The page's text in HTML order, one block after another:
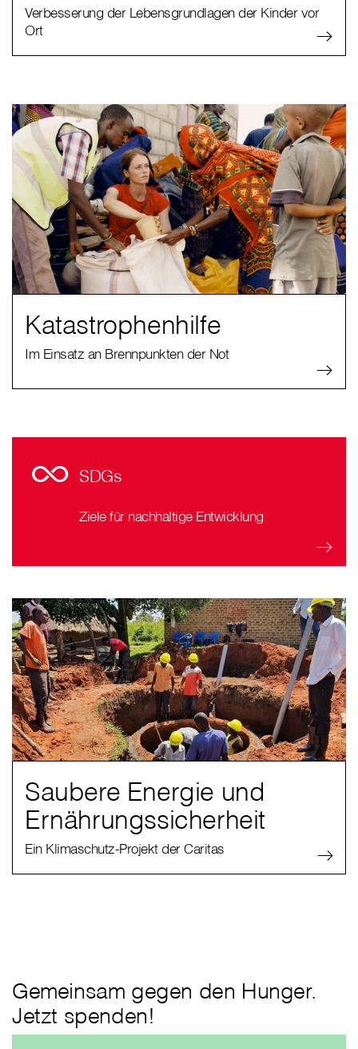
Verbesserung der Lebensgrundlagen der Kinder vor
Ort
Katastrophenhilfe
Im Einsatz an Brennpunkten der Not
SDGs
Ziele für nachhaltige Entwicklung
Saubere Energie und
Ernährungssicherheit
Ein Klimaschutz-Projekt der Caritas
Gemeinsam gegen den Hunger.
Jetzt spenden!